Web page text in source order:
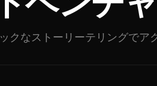
なストーリーテリングでア